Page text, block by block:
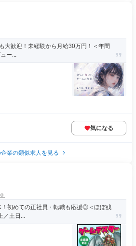
大歓迎！未経験から月給30万円！＜年間
ー...
気になる
企業の類似求人を見る
！初めての正社員・転職も応援◎＜ほぼ残
／土日...